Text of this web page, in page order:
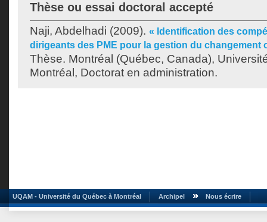
Thèse ou essai doctoral accepté
Naji, Abdelhadi (2009). « Identification des
dirigeants des PME pour la gestion du changement
Thèse. Montréal (Québec, Canada),
Montréal, Doctorat en administration.
UQAM - Université du Québec à Montréal Archipel Nous écrire